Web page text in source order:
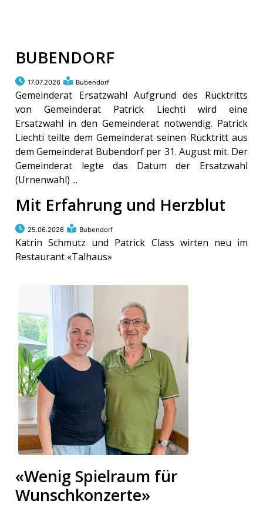
BUBENDORF
17.07.2026 Bubendorf
Gemeinderat Ersatzwahl Aufgrund des Rücktritts
von Gemeinderat Patrick Liechti wird eine
Ersatzwahl in den Gemeinderat notwendig. Patrick
Liechti teilte dem Gemeinderat seinen Rücktritt aus
dem Gemeinderat Bubendorf per 31. August mit. Der
Gemeinderat legte das Datum der Ersatzwahl
(Urnenwahl) ...
Mit Erfahrung und Herzblut
25.06.2026 Bubendorf
Katrin Schmutz und Patrick Class wirten neu im
Restaurant «Talhaus»
«Wenig Spielraum für
Wunschkonzerte»